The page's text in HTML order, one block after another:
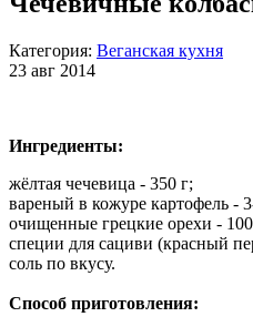
Категория: Веганская кухня
23 авг 2014
Ингредиенты:
жёлтая чечевица - 350 г;
вареный в кожуре картофель -
очищенные грецкие орехи -
специи для сациви (красный
соль по вкусу.
Способ приготовления: